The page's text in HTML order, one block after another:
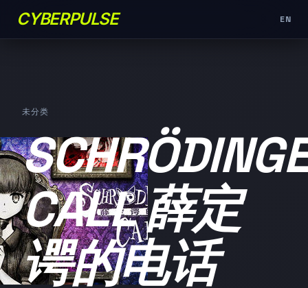
CYBERPULSE EN
未分类
CALL 薛定
谔的电话